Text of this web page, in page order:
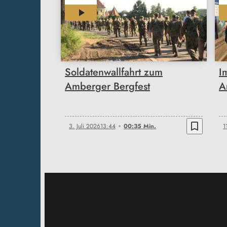
00:35
Soldatenwallfahrt zum
Amberger Bergfest
3. Juli 202613:44 00:35 Min. bookmark_border